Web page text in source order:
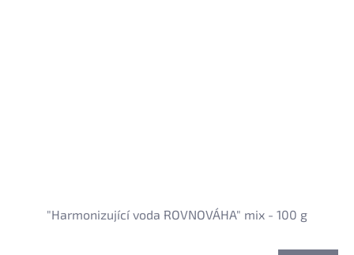
"Harmonizující voda ROVNOVÁHA" mix - 100 g